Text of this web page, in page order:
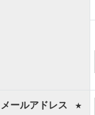
メールアドレス ★